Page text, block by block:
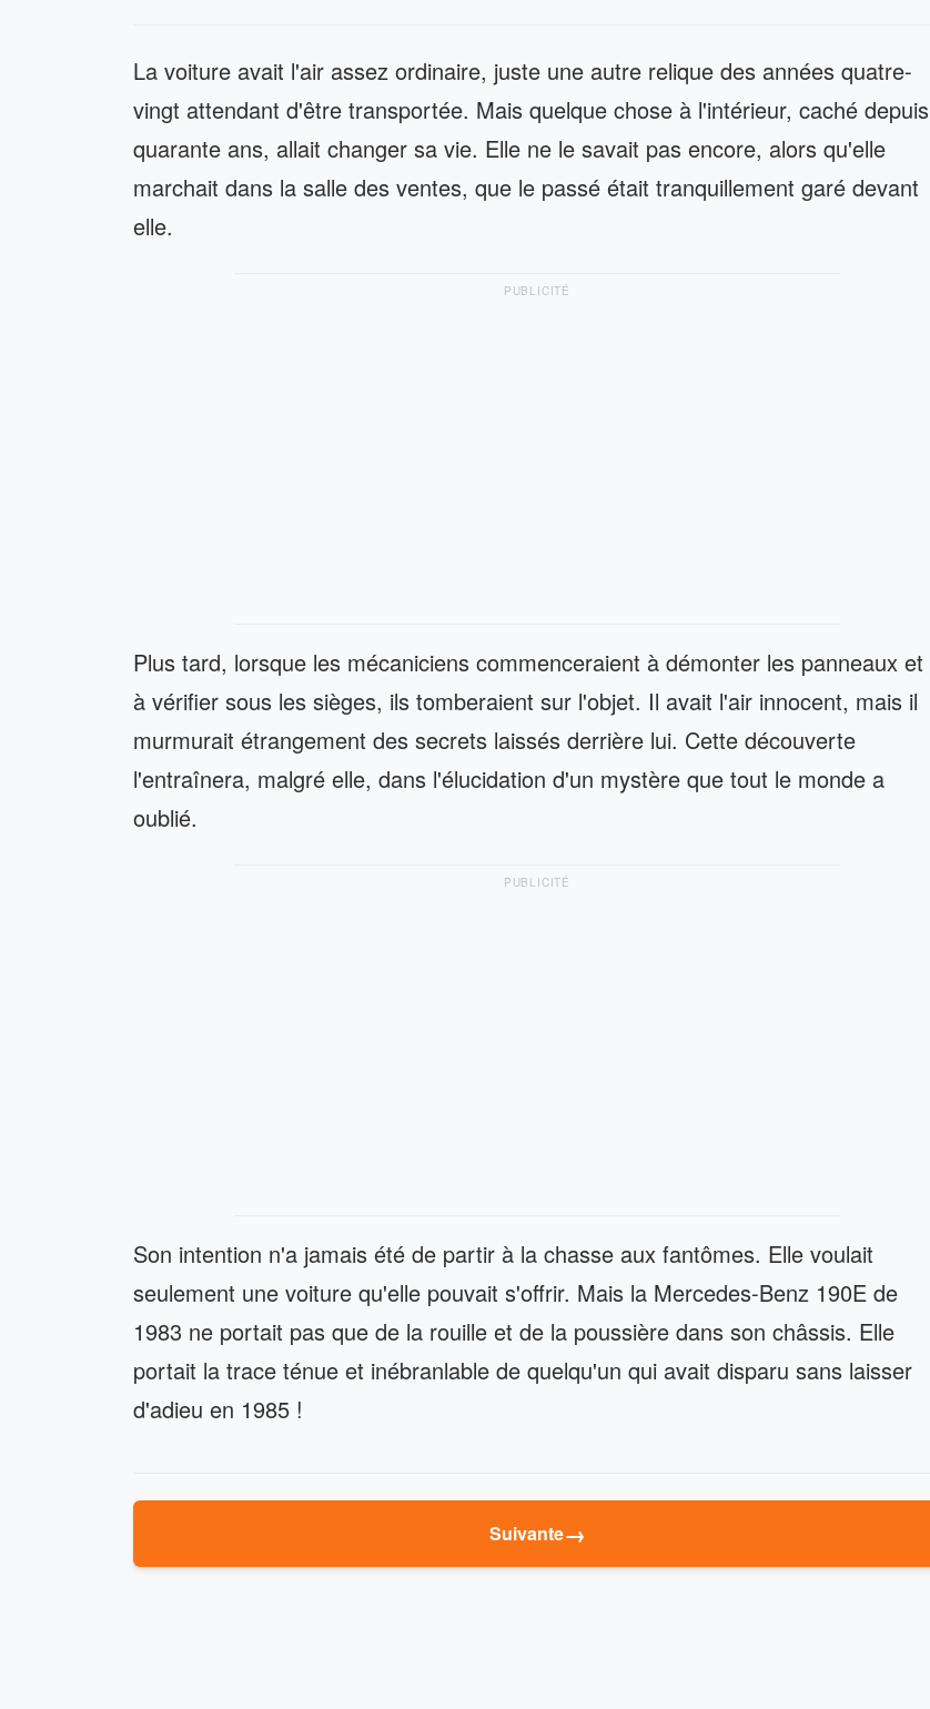
La voiture avait l'air assez ordinaire, juste une autre relique des années quatre-
vingt attendant d'être transportée. Mais quelque chose à l'intérieur, caché depuis
quarante ans, allait changer sa vie. Elle ne le savait pas encore, alors qu'elle
marchait dans la salle des ventes, que le passé était tranquillement garé devant
elle.
PUBLICITÉ
Plus tard, lorsque les mécaniciens commenceraient à démonter les panneaux et
à vérifier sous les sièges, ils tomberaient sur l'objet. Il avait l'air innocent, mais il
murmurait étrangement des secrets laissés derrière lui. Cette découverte
l'entraînera, malgré elle, dans l'élucidation d'un mystère que tout le monde a
oublié.
PUBLICITÉ
Son intention n'a jamais été de partir à la chasse aux fantômes. Elle voulait
seulement une voiture qu'elle pouvait s'offrir. Mais la Mercedes-Benz 190E de
1983 ne portait pas que de la rouille et de la poussière dans son châssis. Elle
portait la trace ténue et inébranlable de quelqu'un qui avait disparu sans laisser
d'adieu en 1985 !
Suivante→